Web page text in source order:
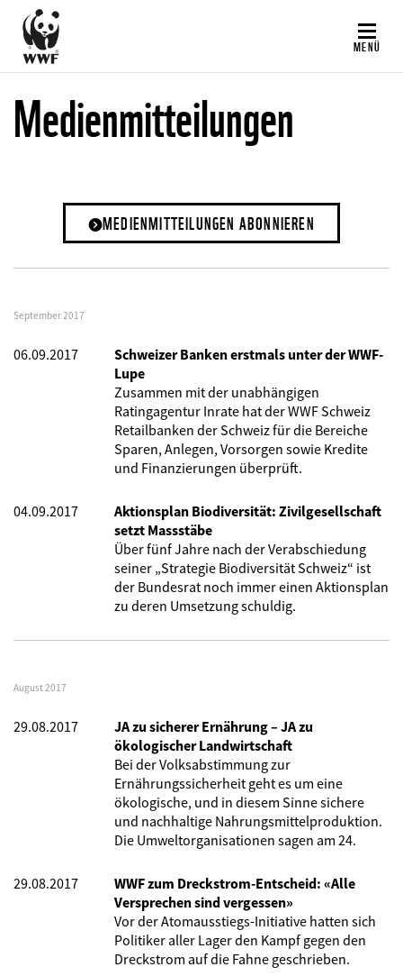
Direkt
zum
Inhalt
MENÜ
Medienmitteilungen
MEDIENMITTEILUNGEN ABONNIEREN
September 2017
06.09.2017
Schweizer Banken erstmals unter der WWF-
Lupe
Zusammen mit der unabhängigen
Ratingagentur Inrate hat der WWF Schweiz
Retailbanken der Schweiz für die Bereiche
Sparen, Anlegen, Vorsorgen sowie Kredite
und Finanzierungen überprüft.
04.09.2017
Aktionsplan Biodiversität: Zivilgesellschaft
setzt Massstäbe
Über fünf Jahre nach der Verabschiedung
seiner „Strategie Biodiversität Schweiz“ ist
der Bundesrat noch immer einen Aktionsplan
zu deren Umsetzung schuldig.
August 2017
29.08.2017
JA zu sicherer Ernährung – JA zu
ökologischer Landwirtschaft
Bei der Volksabstimmung zur
Ernährungssicherheit geht es um eine
ökologische, und in diesem Sinne sichere
und nachhaltige Nahrungsmittelproduktion.
Die Umweltorganisationen sagen am 24.
29.08.2017
WWF zum Dreckstrom-Entscheid: «Alle
Versprechen sind vergessen»
Vor der Atomausstiegs-Initiative hatten sich
Politiker aller Lager den Kampf gegen den
Dreckstrom auf die Fahne geschrieben.